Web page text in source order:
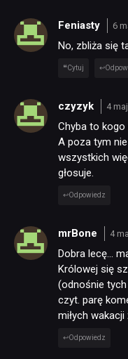
Feniasty 6
No, zbliża się
Cytuj
czyzyk 4
Chyba to
A poza tym
wszystkich
głosuje.
Odpowiedz
mrBone 4
Dobra lecę…
Królowej się
(odnośnie
czyt. parę
miłych wakacji
Odpowiedz